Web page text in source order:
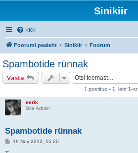
Sinikiir
KKK
Foorumi pealeht Sinikiir Foorum
Spambotide rünnak
Vasta
1 postitus • 1 . leht 1-st
eerik
Site Admin
Spambotide rünnak
P19 Nov 2012, 15:20